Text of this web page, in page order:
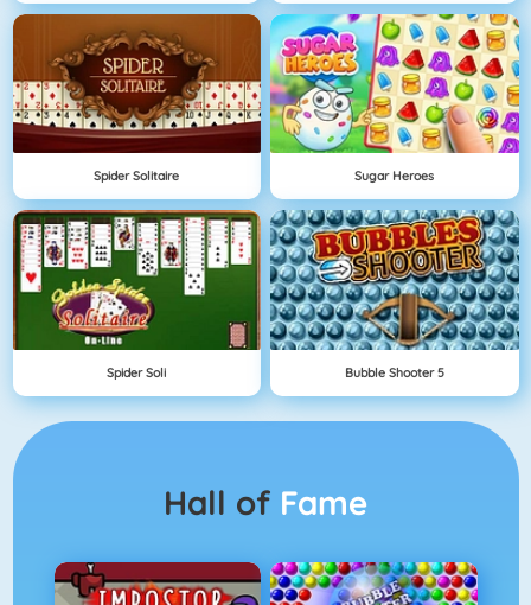
Spider Solitaire Sugar Heroes
Spider Soli Bubble Shooter 5
Hall of Fame